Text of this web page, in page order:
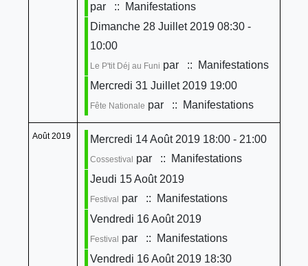
par
:: Manifestations
Dimanche 28 Juillet 2019 08:30 -
10:00
Le P'tit Déj au Funi par
:: Manifestations
Mercredi 31 Juillet 2019 19:00
Fête Nationale par :: Manifestations
Août 2019 Mercredi 14 Août 2019 18:00 - 21:00
Cossestival par
:: Manifestations
Jeudi 15 Août 2019
Festival par
:: Manifestations
Vendredi 16 Août 2019
Festival par
:: Manifestations
Vendredi 16 Août 2019 18:30